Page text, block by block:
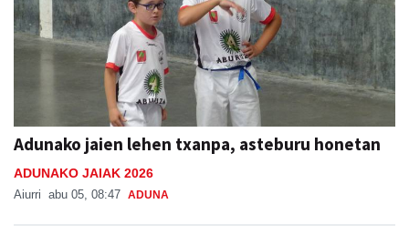
Adunako jaien lehen txanpa, asteburu honetan
ADUNAKO JAIAK 2026
Aiurri abu 05, 08:47 ADUNA